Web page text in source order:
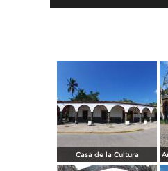
Casa de la Cultura